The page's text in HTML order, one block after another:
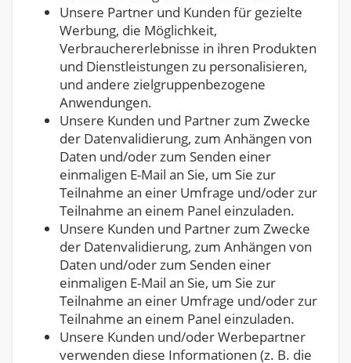
Unsere Partner und Kunden für gezielte
Werbung, die Möglichkeit,
Verbrauchererlebnisse in ihren Produkten
und Dienstleistungen zu personalisieren,
und andere zielgruppenbezogene
Anwendungen.
Unsere Kunden und Partner zum Zwecke
der Datenvalidierung, zum Anhängen von
Daten und/oder zum Senden einer
einmaligen E-Mail an Sie, um Sie zur
Teilnahme an einer Umfrage und/oder zur
Teilnahme an einem Panel einzuladen.
Unsere Kunden und Partner zum Zwecke
der Datenvalidierung, zum Anhängen von
Daten und/oder zum Senden einer
einmaligen E-Mail an Sie, um Sie zur
Teilnahme an einer Umfrage und/oder zur
Teilnahme an einem Panel einzuladen.
Unsere Kunden und/oder Werbepartner
verwenden diese Informationen (z. B. die